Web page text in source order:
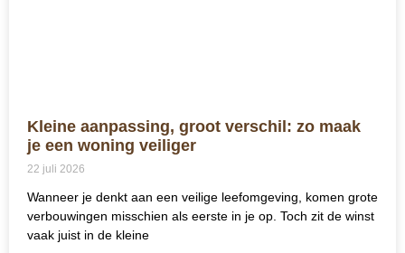
Kleine aanpassing, groot verschil: zo maak
je een woning veiliger
22 juli 2026
Wanneer je denkt aan een veilige leefomgeving, komen grote
verbouwingen misschien als eerste in je op. Toch zit de winst
vaak juist in de kleine